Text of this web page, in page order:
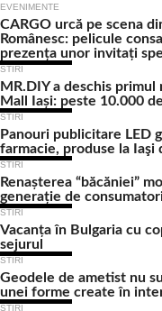
EVENIMENTE
CARGO urcă pe scena
Românesc: pelicule
prezența unor invitați
STIRI
MR.DIY a deschis
Mall Iași: peste 10.000
STIRI
Panouri publicitare LED
farmacie, produse la Iaşi
STIRI
Renașterea “băcăniei”
generație de
STIRI
Vacanța în Bulgaria cu
sejurul
STIRI
Geodele de ametist nu
unei forme create în
STIRI